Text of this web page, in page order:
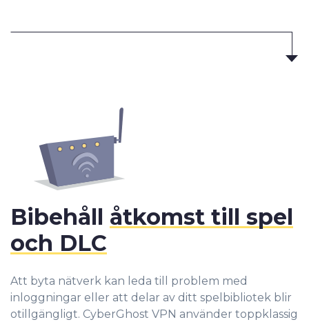
Att byta nätverk kan leda till problem med
inloggningar eller att delar av ditt spelbibliotek blir
otillgängligt. CyberGhost VPN använder toppklassig
Bibehåll åtkomst till spel
och DLC